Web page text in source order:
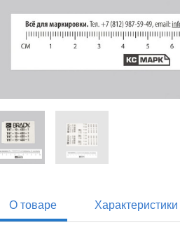
О товаре Характеристики